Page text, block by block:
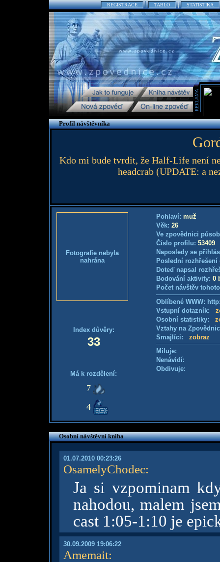
REGISTRACE TABLO STATISTIKA
Profil návštěvníka
Kdo mi bude tvrdit, že Half-Life není
headcrab (UPDATE: a
Fotografie nebyla
nahrána
Index důvěry:
33
Má k rozdělení:
7
4
Pohlaví: muž
Věk: 26
Ve zpovědnici
Číslo profilu: 53409
Naposledy se
Poslední
Doteď napsal
Bodování aktivity: 0
Počet návštěv
Oblíbené WWW:
Vstupní dotazník:
Osobní statistiky:
Vztahy na
Smajlíci: zobraz
Miluje:
Nenávidí:
Obdivuje:
Osobní návštěvní kniha
01.07.2010 00:23:26
OsamelyChodec:
Ja si vzpominam
nahodou, malem
cast 1:05-1:10 je
30.09.2009 19:06:22
Amemait: